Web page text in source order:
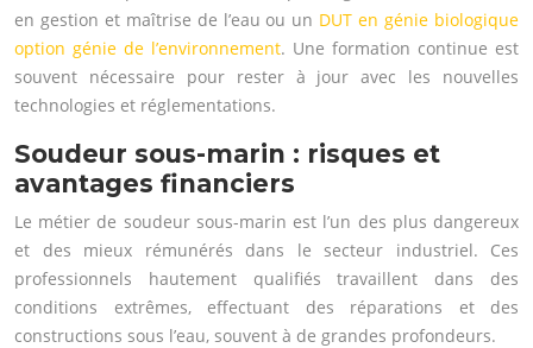
en gestion et maîtrise de l’eau ou un DUT en génie biologique
option génie de l’environnement. Une formation continue est
souvent nécessaire pour rester à jour avec les nouvelles
technologies et réglementations.
Soudeur sous-marin : risques et
avantages financiers
Le métier de soudeur sous-marin est l’un des plus dangereux
et des mieux rémunérés dans le secteur industriel. Ces
professionnels hautement qualifiés travaillent dans des
conditions extrêmes, effectuant des réparations et des
constructions sous l’eau, souvent à de grandes profondeurs.